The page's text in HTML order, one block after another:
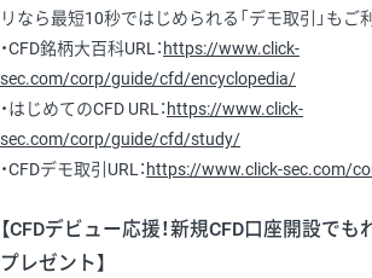
リなら最短10秒ではじめられる「デモ取引」もご
・CFD銘柄大百科URL： https://www.click-
sec.com/corp/guide/cfd/encyclopedia/
・はじめてのCFD URL： https://www.click-
sec.com/corp/guide/cfd/study/
・CFDデモ取引URL： https://www.click-sec.com/
【CFDデビュー応援！新規CFD口座開設で
プレゼント】